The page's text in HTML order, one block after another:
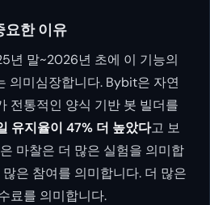
요한 이유
년 말~2026년 초에 이 기능의
의미심장합니다. Bybit은 자연
전통적인 양식 기반 봇 빌더를
유지율이 47% 더 높았다고 보
마찰은 더 많은 실험을 의미합
은 참여를 의미합니다. 더 많은
료를 의미합니다.